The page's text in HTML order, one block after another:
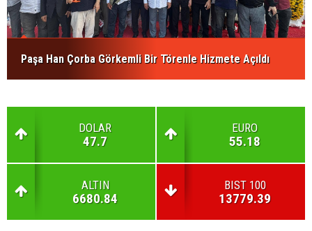
Paşa Han Çorba Görkemli Bir Törenle Hizmete Açıldı
DOLAR
47.7
EURO
55.18
ALTIN
6680.84
BIST 100
13779.39